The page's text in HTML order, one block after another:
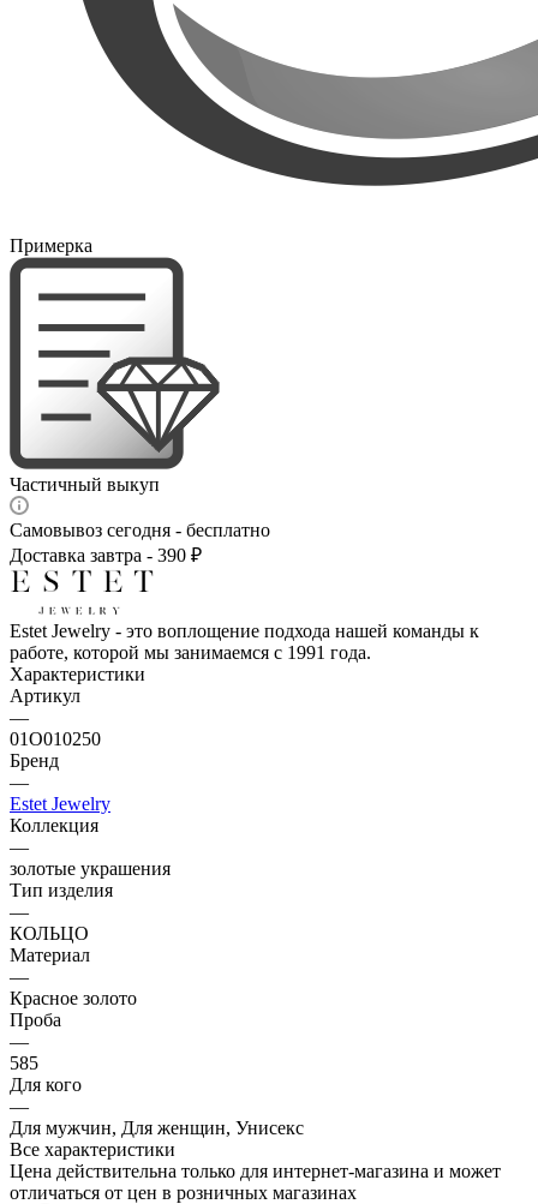
Примерка
Частичный выкуп
Самовывоз сегодня - бесплатно
Доставка завтра - 390 ₽
Estet Jewelry - это воплощение подхода нашей команды к
работе, которой мы занимаемся с 1991 года.
Характеристики
Артикул
—
01О010250
Бренд
—
Estet Jewelry
Коллекция
—
золотые украшения
Тип изделия
—
КОЛЬЦО
Материал
—
Красное золото
Проба
—
585
Для кого
—
Для мужчин, Для женщин, Унисекс
Все характеристики
Цена действительна только для интернет-магазина и может
отличаться от цен в розничных магазинах